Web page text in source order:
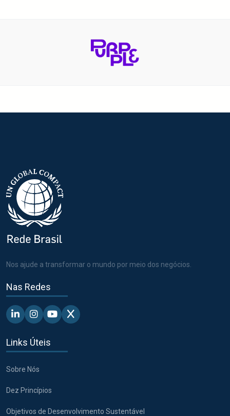
Nos ajude a transformar o mundo por meio dos negócios.
Nas Redes
Linkedin - Pacto Global BR
Instagram - Pacto Global BR
Youtube - Pacto Global BR
X - Pacto Global BR
Links Úteis
Sobre Nós
Dez Princípios
Objetivos de Desenvolvimento Sustentável